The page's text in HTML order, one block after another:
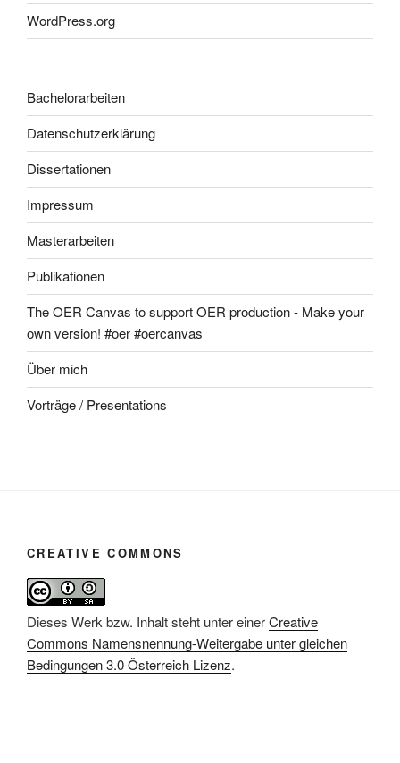
WordPress.org
Bachelorarbeiten
Datenschutzerklärung
Dissertationen
Impressum
Masterarbeiten
Publikationen
The OER Canvas to support OER production - Make your
own version! #oer #oercanvas
Über mich
Vorträge / Presentations
CREATIVE COMMONS
Dieses Werk bzw. Inhalt steht unter einerCreative
Commons Namensnennung-Weitergabe unter gleichen
Bedingungen 3.0 Österreich Lizenz.